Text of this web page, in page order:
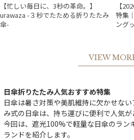
【忙しい毎日に、3秒の革命。】
urawaza -３秒でたためる折りたたみ
傘-
【
特集
ング
VIEW
日傘折りたたみ人気おすすめ特集
日傘は暑さ対策や美肌維持に欠かせな
み式の日傘は、持ち運びに便利で人気が
今回は、遮光100%で軽量な日傘のラン
ランドを紹介します。